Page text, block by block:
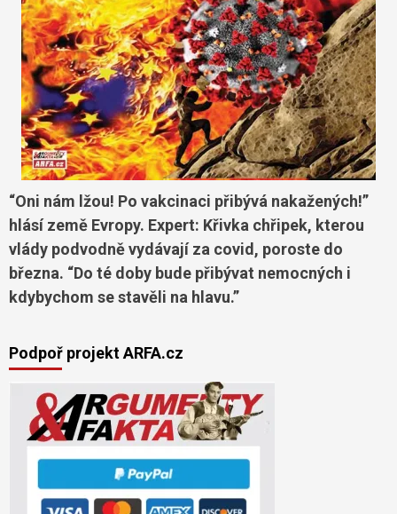
“Oni nám lžou! Po vakcinaci přibývá nakažených!”
hlásí země Evropy. Expert: Křivka chřipek, kterou
vlády podvodně vydávají za covid, poroste do
března. “Do té doby bude přibývat nemocných i
kdybychom se stavěli na hlavu.”
Podpoř projekt ARFA.cz